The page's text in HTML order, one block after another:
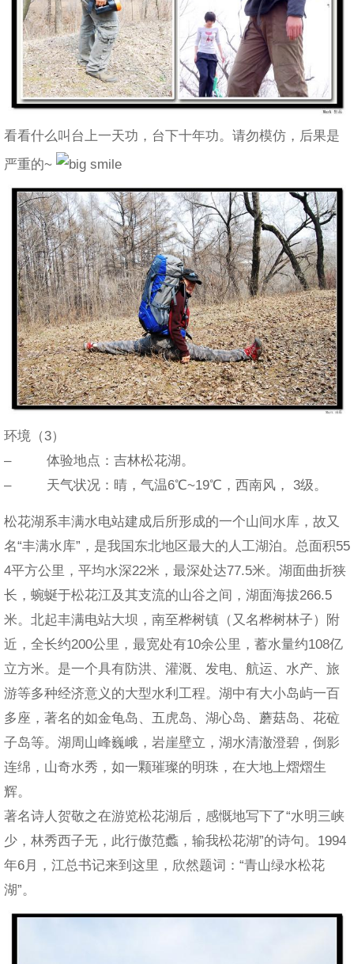
看看什么叫台上一天功，台下十年功。请勿模仿，后果是
严重的~
环境（3）
– 体验地点：吉林松花湖。
– 天气状况：晴，气温6℃~19℃，西南风， 3级。
松花湖系丰满水电站建成后所形成的一个山间水库，故又
名“丰满水库”，是我国东北地区最大的人工湖泊。总面积55
4平方公里，平均水深22米，最深处达77.5米。湖面曲折狭
长，蜿蜒于松花江及其支流的山谷之间，湖面海拔266.5
米。北起丰满电站大坝，南至桦树镇（又名桦树林子）附
近，全长约200公里，最宽处有10余公里，蓄水量约108亿
立方米。是一个具有防洪、灌溉、发电、航运、水产、旅
游等多种经济意义的大型水利工程。湖中有大小岛屿一百
多座，著名的如金龟岛、五虎岛、湖心岛、蘑菇岛、花砬
子岛等。湖周山峰巍峨，岩崖壁立，湖水清澈澄碧，倒影
连绵，山奇水秀，如一颗璀璨的明珠，在大地上熠熠生
辉。
著名诗人贺敬之在游览松花湖后，感慨地写下了“水明三峡
少，林秀西子无，此行傲范蠡，输我松花湖”的诗句。1994
年6月，江总书记来到这里，欣然题词：“青山绿水松花
湖”。